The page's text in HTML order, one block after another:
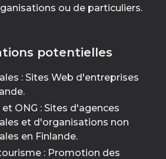
ou de particuliers.
potentielles
: Sites Web d'entreprises
ONG : Sites d'agences
et d'organisations non
en Finlande.
: Promotion des